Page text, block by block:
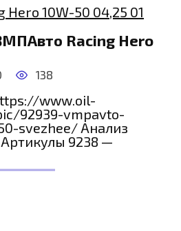
Racing Hero
138
www.oil-
92939-vmpavto-
svezhee/ Анализ
9238 —